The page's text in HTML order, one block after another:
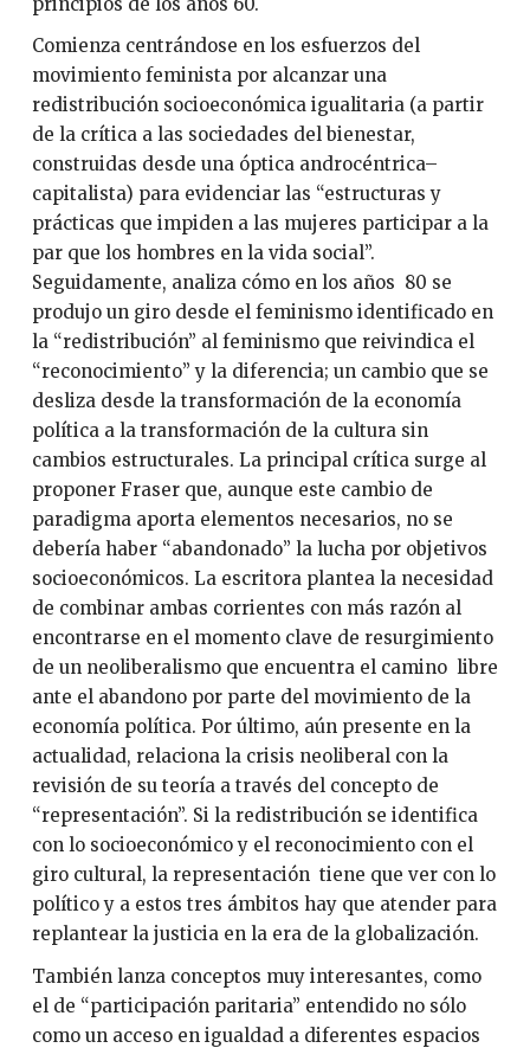
Comienza centrándose en los esfuerzos del
movimiento feminista por alcanzar una
redistribución socioeconómica igualitaria (a partir
de la crítica a las sociedades del bienestar,
construidas desde una óptica androcéntrica–
capitalista) para evidenciar las “estructuras y
prácticas que impiden a las mujeres participar a la
par que los hombres en la vida social”.
Seguidamente, analiza cómo en los años 80 se
produjo un giro desde el feminismo identificado en
la “redistribución” al feminismo que reivindica el
“reconocimiento” y la diferencia; un cambio que se
desliza desde la transformación de la economía
política a la transformación de la cultura sin
cambios estructurales. La principal crítica surge al
proponer Fraser que, aunque este cambio de
paradigma aporta elementos necesarios, no se
debería haber “abandonado” la lucha por objetivos
socioeconómicos. La escritora plantea la necesidad
de combinar ambas corrientes con más razón al
encontrarse en el momento clave de resurgimiento
de un neoliberalismo que encuentra el camino libre
ante el abandono por parte del movimiento de la
economía política. Por último, aún presente en la
actualidad, relaciona la crisis neoliberal con la
revisión de su teoría a través del concepto de
“representación”. Si la redistribución se identifica
con lo socioeconómico y el reconocimiento con el
giro cultural, la representación tiene que ver con lo
político y a estos tres ámbitos hay que atender para
replantear la justicia en la era de la globalización.
También lanza conceptos muy interesantes, como
el de “participación paritaria” entendido no sólo
como un acceso en igualdad a diferentes espacios